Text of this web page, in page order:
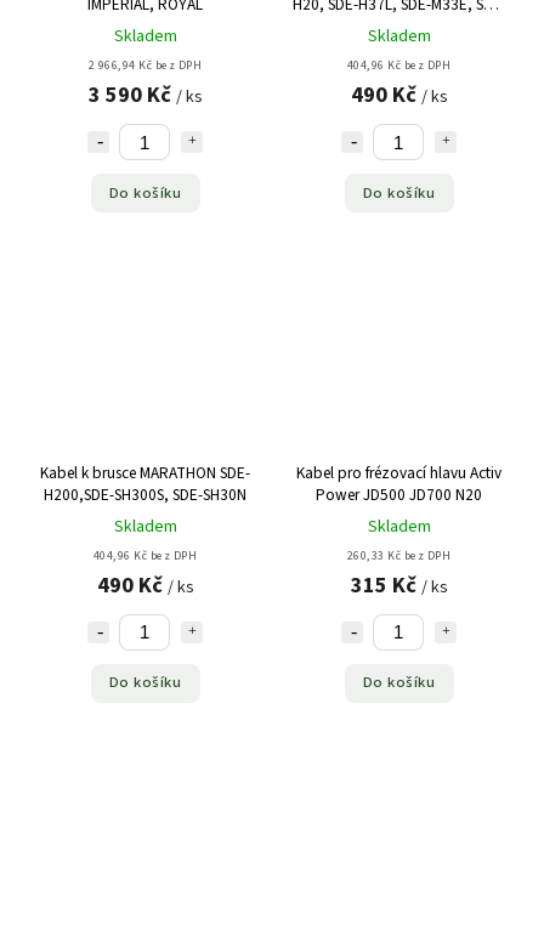
IMPERIAL, ROYAL
Skladem
2 966,94 Kč bez DPH
3 590 Kč / ks
Do košíku
H20, SDE-H37L, SDE-M33E, SDE-
M40E
Skladem
404,96 Kč bez DPH
490 Kč / ks
Do košíku
Kabel k brusce MARATHON SDE-
H200,SDE-SH300S, SDE-SH30N
Skladem
404,96 Kč bez DPH
490 Kč / ks
Do košíku
Kabel pro frézovací hlavu Activ
Power JD500 JD700 N20
Skladem
260,33 Kč bez DPH
315 Kč / ks
Do košíku